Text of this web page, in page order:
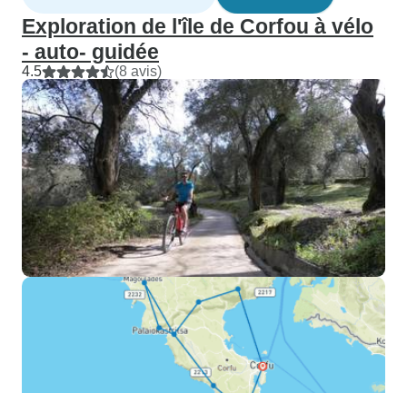
Exploration de l'île de Corfou à vélo
- auto- guidée
4.5 (8 avis)